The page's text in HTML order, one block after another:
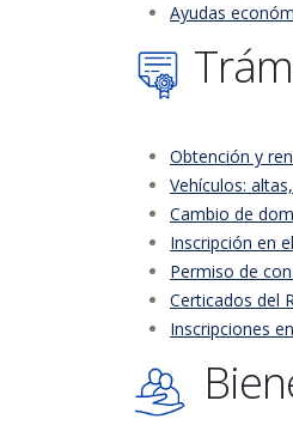
Ayudas
Obtención y
Vehículos:
Cambio de
Inscripción en
Permiso de
Certicados del
Inscripciones